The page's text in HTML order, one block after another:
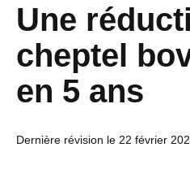
Une
cheptel
en 5 ans
Dernière révision le 22 février